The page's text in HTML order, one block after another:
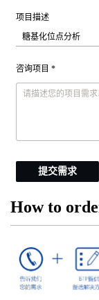
项目描述
咨询项目 *
提交需求
How to